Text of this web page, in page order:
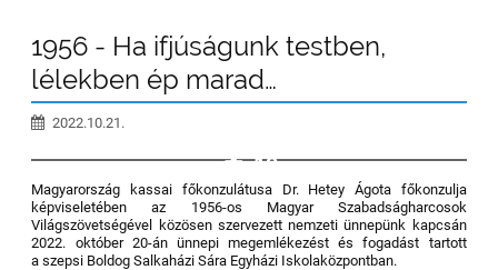
1956 - Ha ifjúságunk testben,
lélekben ép marad…
2022.10.21.
19
Magyarország kassai főkonzulátusa Dr. Hetey Ágota főkonzulja
képviseletében az 1956-os Magyar Szabadságharcosok
Világszövetségével közösen szervezett nemzeti ünnepünk kapcsán
2022. október 20-án ünnepi megemlékezést és fogadást tartott
a szepsi Boldog Salkaházi Sára Egyházi Iskolaközpontban.